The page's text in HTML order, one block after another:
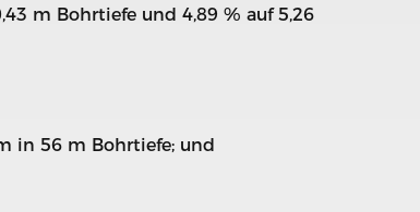
m Bohrtiefe und 4,89 % auf 5,26
in 56 m Bohrtiefe; und